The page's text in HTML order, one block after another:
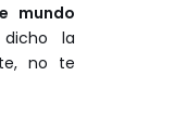
mundo
la
no te